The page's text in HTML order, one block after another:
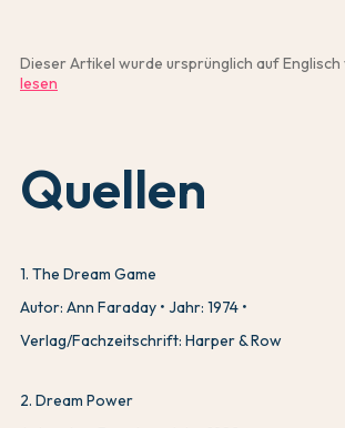
Dieser Artikel wurde ursprünglich auf
lesen
Quellen
1. The Dream Game
Autor: Ann Faraday
Jahr: 1974
Verlag/Fachzeitschrift: Harper & Row
2. Dream Power